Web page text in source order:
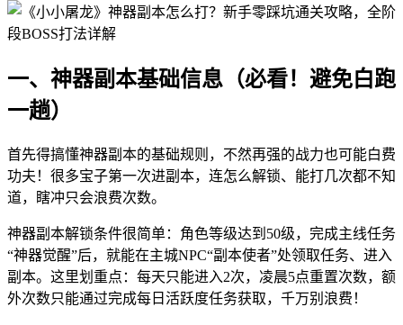
一、神器副本基础信息（必看！避免白跑
一趟）
首先得搞懂神器副本的基础规则，不然再强的战力也可能白费
功夫！很多宝子第一次进副本，连怎么解锁、能打几次都不知
道，瞎冲只会浪费次数。
神器副本解锁条件很简单：角色等级达到50级，完成主线任务
“神器觉醒”后，就能在主城NPC“副本使者”处领取任务、进入
副本。这里划重点：每天只能进入2次，凌晨5点重置次数，额
外次数只能通过完成每日活跃度任务获取，千万别浪费！